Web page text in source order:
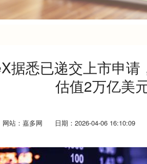
据悉已递交上市申
估值2万亿美
网站：嘉多网 日期：2026-04-06 16:10:09